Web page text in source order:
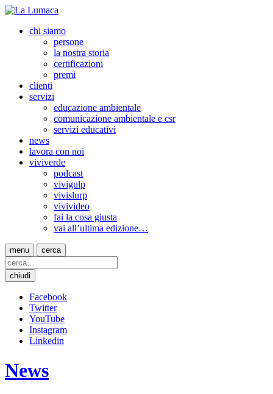
chi siamo
persone
la nostra storia
certificazioni
premi
clienti
servizi
educazione ambientale
comunicazione ambientale e csr
servizi educativi
news
lavora con noi
viviverde
podcast
vivigulp
vivislurp
vivivideo
fai la cosa giusta
vai all’ultima edizione…
menu cerca
chiudi
Facebook
Twitter
YouTube
Instagram
Linkedin
News